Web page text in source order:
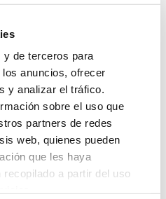
de terceros para
anuncios, ofrecer
y analizar el tráfico.
sobre el uso que
partners de redes
web, quienes pueden
que les haya
a partir del uso
de patronaje básico,
una metodología
bien es imprescindible el
de la materia. Así, el
en torno a dos grandes